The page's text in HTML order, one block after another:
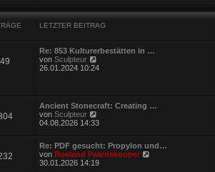
B
e
i
t
a
g
s
e
e
i
t
g
LETZTER BEITRAG
Re: 853 Kulturerbestätten in …
vonSculpteur
e
e
r
B
e
i
t
r
26.01.2024 10:24
Ancient Stonecraft: Creating …
vonSculpteur
e
e
s
t
e
04.08.2026 14:33
Re: PDF gesucht: Propylon und…
vonRoeland Paardekooper
30.01.2026 14:19